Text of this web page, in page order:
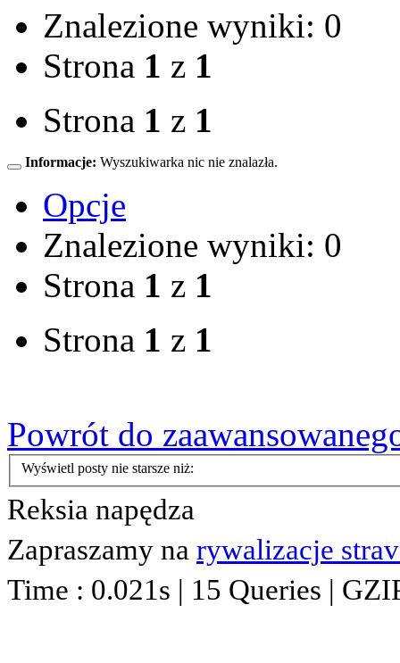
Znalezione wyniki: 0
Strona 1 z 1
Strona 1 z 1
Informacje: Wyszukiwarka nic nie znalazła.
Opcje
Znalezione wyniki: 0
Strona 1 z 1
Strona 1 z 1
Powrót do
Wyświetl posty nie starsze niż:
Reksia napędza
Zapraszamy na rywalizacje
Time : 0.021s | 15 Queries |